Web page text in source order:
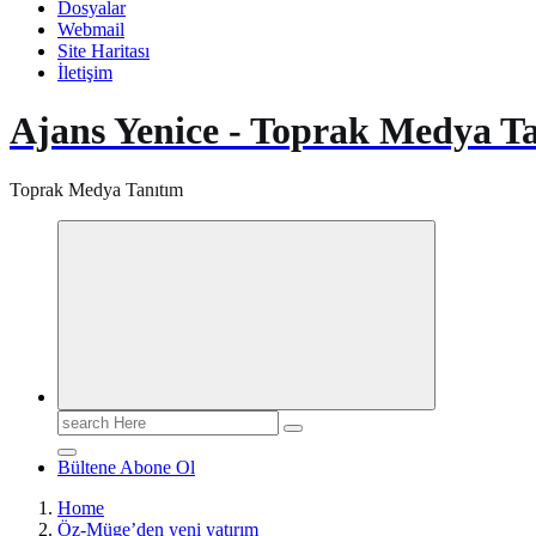
Dosyalar
Webmail
Site Haritası
İletişim
Ajans Yenice - Toprak Medya
Toprak Medya Tanıtım
Search
for:
Bültene Abone Ol
Home
Öz-Müge’den yeni yatırım